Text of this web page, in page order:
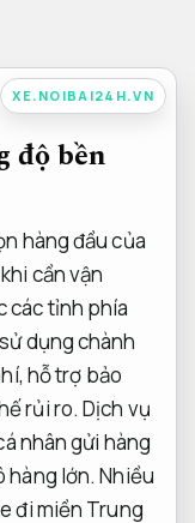
XE.NOIBAI24H.VN
độ bền
hàng đầu của
cần vận
các tỉnh phía
dụng chành
hỗ trợ bảo
rủi ro. Dịch vụ
nhân gửi hàng
hàng lớn. Nhiều
đi miền Trung